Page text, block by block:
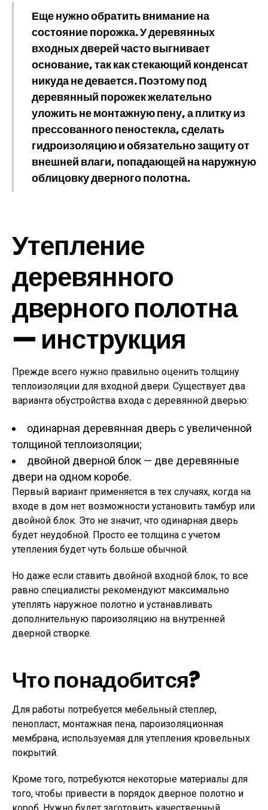
Еще нужно обратить внимание на
состояние порожка. У деревянных
входных дверей часто выгнивает
основание, так как стекающий конденсат
никуда не девается. Поэтому под
деревянный порожек желательно
уложить не монтажную пену, а плитку из
прессованного пеностекла, сделать
гидроизоляцию и обязательно защиту от
внешней влаги, попадающей на наружную
облицовку дверного полотна.
Утепление
деревянного
дверного полотна
— инструкция
Прежде всего нужно правильно оценить толщину
теплоизоляции для входной двери. Существует два
варианта обустройства входа с деревянной дверью:
одинарная деревянная дверь с увеличенной
толщиной теплоизоляции;
двойной дверной блок — две деревянные
двери на одном коробе.
Первый вариант применяется в тех случаях, когда на
входе в дом нет возможности установить тамбур или
двойной блок. Это не значит, что одинарная дверь
будет неудобной. Просто ее толщина с учетом
утепления будет чуть больше обычной.
Но даже если ставить двойной входной блок, то все
равно специалисты рекомендуют максимально
утеплять наружное полотно и устанавливать
дополнительную пароизоляцию на внутренней
дверной створке.
Что понадобится?
Для работы потребуется мебельный степлер,
пенопласт, монтажная пена, пароизоляционная
мембрана, используемая для утепления кровельных
покрытий.
Кроме того, потребуются некоторые материалы для
того, чтобы привести в порядок дверное полотно и